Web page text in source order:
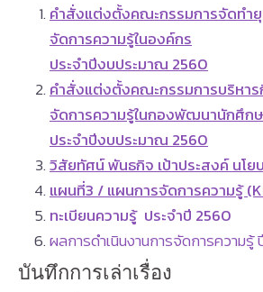
คำสั่งแต่งตั้งคณะกรรมการจัดทำ
จัดการความรู้ในองค์กร
ประจำปีงบประมาณ 2560
คำสั่งแต่งตั้งคณะกรรมการบริหาร
จัดการความรู้ในกองพัฒนานักศึก
ประจำปีงบประมาณ 2560
วิสัยทัศน์ พันธกิจ เป้าประสงค์ นโย
แผนที่3 / แผนการจัดการความรู้
ทะเบียนความรู้ ประจำปี 2560
ผลการดำเนินงานการจัดการความ
บันทึกการเล่าเรื่อง